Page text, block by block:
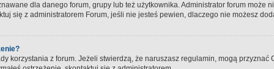
dla danego forum, grupy lub też użytkownika. Administrator forum
się z administratorem Forum, jeśli nie jesteś pewien, dlaczego nie możesz
korzystania z forum. Jeżeli stwierdzą, że naruszasz regulamin, mogą